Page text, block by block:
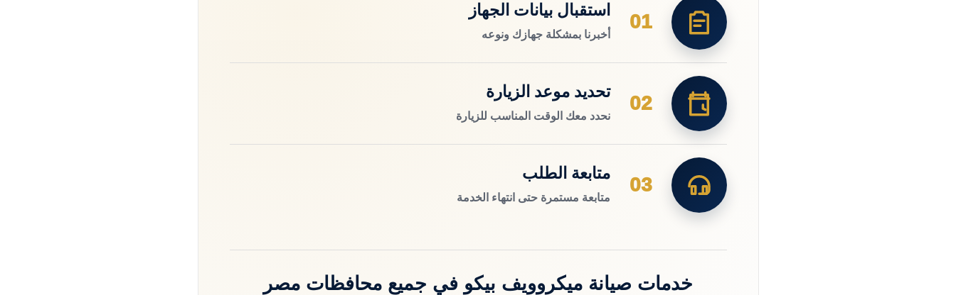
01
استقبال بيانات الجهاز
أخبرنا بمشكلة جهازك ونوعه
02
تحديد موعد الزيارة
نحدد معك الوقت المناسب للزيارة
03
متابعة الطلب
متابعة مستمرة حتى انتهاء الخدمة
خدمات صيانة ميكروويف بيكو في جميع محافظات مصر